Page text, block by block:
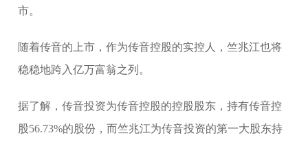
市。
随着传音的上市，作为传音控股的实控人，竺兆江也将
稳稳地跨入亿万富翁之列。
据了解，传音投资为传音控股的控股股东，持有传音控
股56.73%的股份，而竺兆江为传音投资的第一大股东持